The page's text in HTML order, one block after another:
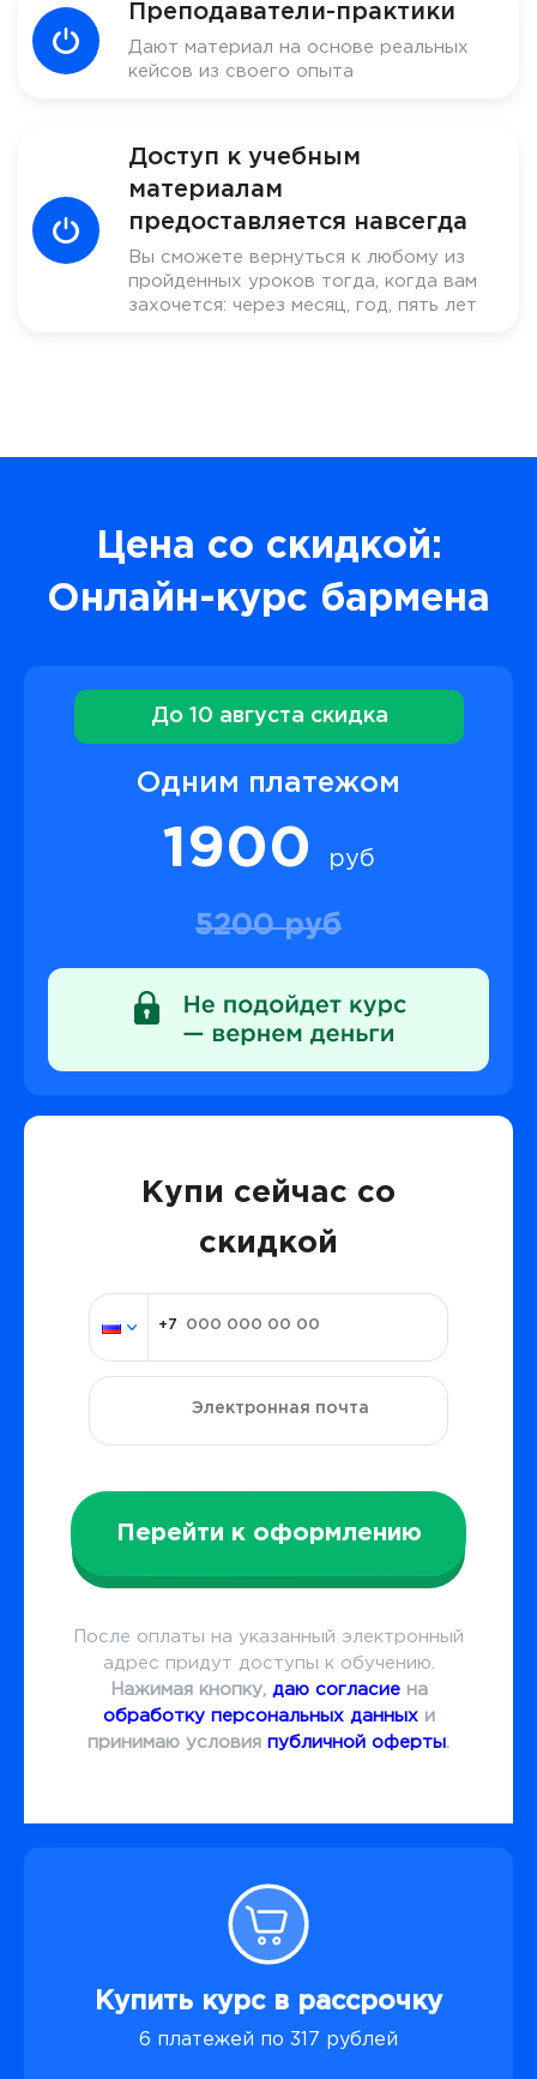
Преподаватели-практики
Дают материал на основе реальных
кейсов из своего опыта
Доступ к учебным
материалам
предоставляется навсегда
Вы сможете вернуться к любому из
пройденных уроков тогда, когда вам
захочется: через месяц, год, пять лет
Цена со скидкой:
Онлайн-курс бармена
До 10 августа скидка
Одним платежом
1900 руб
5200 руб
Купи сейчас со
скидкой
Перейти к оформлению
После оплаты на указанный электронный
адрес придут доступы к обучению.
Нажимая кнопку, даю согласиена
обработку персональных данныхи
принимаю условия публичной оферты.
Купить курс в рассрочку
6 платежей по 317 рублей